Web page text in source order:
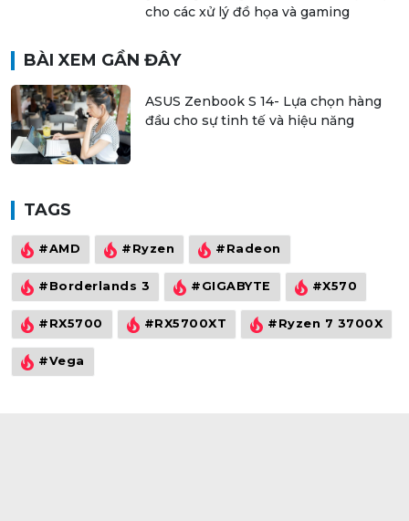
[review] amd ryzen 7 1700x : vượt trội
BÀI XEM GẦN ĐÂY
ASUS Zenbook S 14- Lựa chọn hàng
TAGS
#AMD #Ryzen #Radeon
#Borderlands 3 #GIGABYTE #X570
#RX5700